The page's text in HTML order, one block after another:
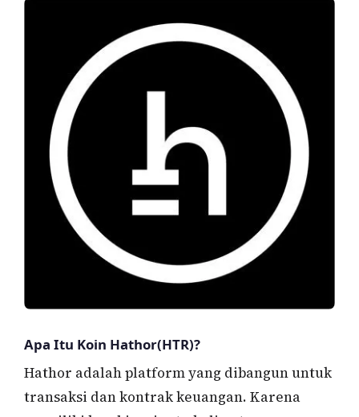
Apa Itu Koin Hathor(HTR)?
Hathor adalah platform yang dibangun untuk
transaksi dan kontrak keuangan. Karena